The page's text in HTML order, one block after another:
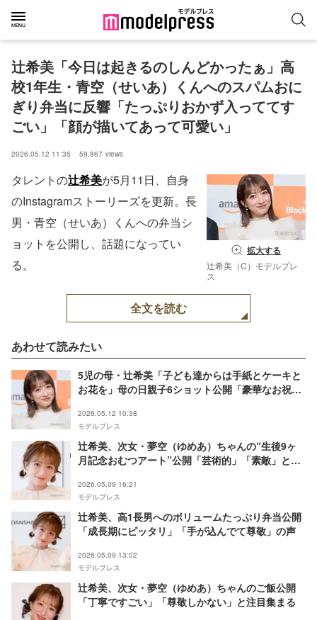
辻希美「今日は起きるのしんどかったぁ」高
校1年生・青空（せいあ）くんへのスパムおに
ぎり弁当に反響「たっぷりおかず入っててす
ごい」「顔が描いてあって可愛い」
2026.05.12 11:35 59,867 views
拡大する
辻希美（C）モデルプレ
ス
タレントの辻希美が5月11日、自身
のInstagramストーリーズを更新。長
男・青空（せいあ）くんへの弁当シ
ョットを公開し、話題になってい
る。
全文を読む
あわせて読みたい
5児の母・辻希美「子ども達からは手紙とケーキと
お花を」母の日親子6ショット公開「豪華なお祝
2026.05.12 10:38
モデルプレス
辻希美、次女・夢空（ゆめあ）ちゃんの“生後9ヶ
月記念おむつアート”公開「芸術的」「素敵」と反
2026.05.09 16:21
モデルプレス
辻希美、高1長男へのボリュームたっぷり弁当公開
「成長期にピッタリ」「手が込んでて尊敬」の声
2026.05.09 13:02
モデルプレス
辻希美、次女・夢空（ゆめあ）ちゃんのご飯公開
「丁寧ですごい」「尊敬しかない」と注目集まる